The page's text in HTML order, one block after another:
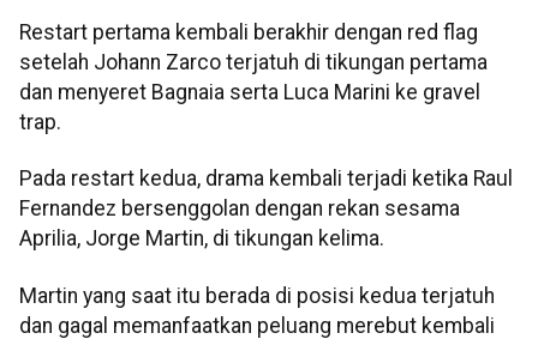
Restart pertama kembali berakhir dengan red flag
setelah Johann Zarco terjatuh di tikungan pertama
dan menyeret Bagnaia serta Luca Marini ke gravel
trap.
Pada restart kedua, drama kembali terjadi ketika Raul
Fernandez bersenggolan dengan rekan sesama
Aprilia, Jorge Martin, di tikungan kelima.
Martin yang saat itu berada di posisi kedua terjatuh
dan gagal memanfaatkan peluang merebut kembali